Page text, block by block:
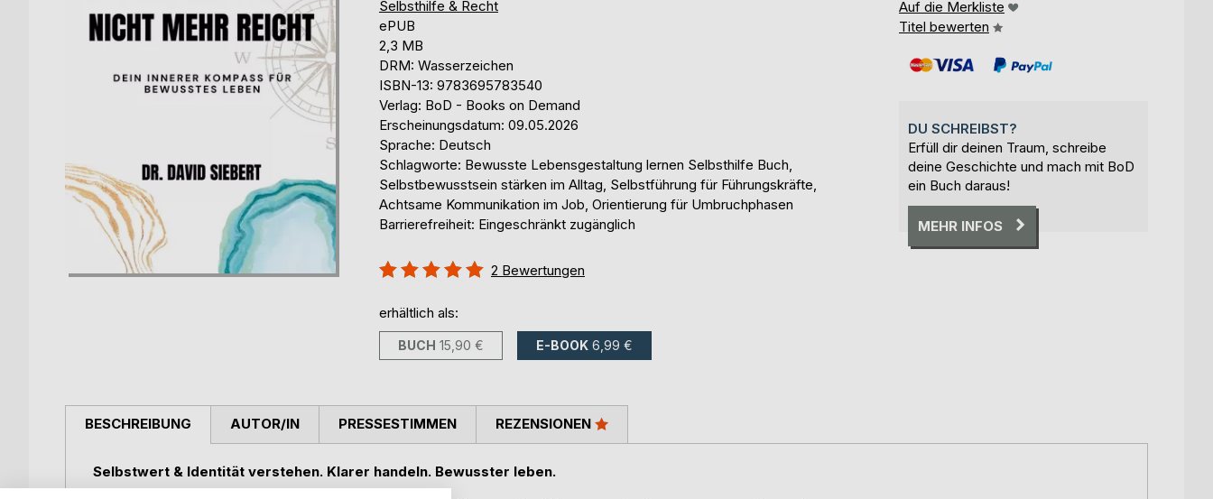
Selbsthilfe & Recht
ePUB
2,3 MB
DRM: Wasserzeichen
ISBN-13: 9783695783540
Verlag: BoD - Books on Demand
Erscheinungsdatum: 09.05.2026
Sprache: Deutsch
Schlagworte: Bewusste Lebensgestaltung lernen Selbsthilfe Buch,
Selbstbewusstsein stärken im Alltag, Selbstführung für Führungskräfte,
Achtsame Kommunikation im Job, Orientierung für Umbruchphasen
Barrierefreiheit: Eingeschränkt zugänglich
Bewertung::
2 Bewertungen
erhältlich als:
BUCH 15,90 € E-BOOK 6,99 €
Auf die Merkliste
Titel bewerten
DU SCHREIBST?
Erfüll dir deinen Traum, schreibe
deine Geschichte und mach mit BoD
ein Buch daraus!
MEHR INFOS
BESCHREIBUNG
Selbstwert & Identität verstehen. Klarer handeln. Bewusster leben.
AUTOR/IN PRESSESTIMMEN REZENSIONEN